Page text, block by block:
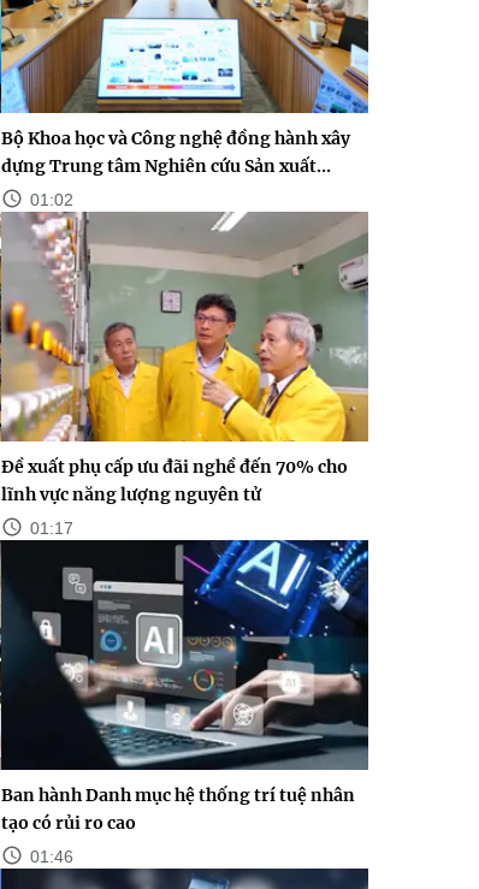
Bộ Khoa học và Công nghệ đồng hành xây
dựng Trung tâm Nghiên cứu Sản xuất...
01:02
Đề xuất phụ cấp ưu đãi nghề đến 70% cho
lĩnh vực năng lượng nguyên tử
01:17
Ban hành Danh mục hệ thống trí tuệ nhân
tạo có rủi ro cao
01:46